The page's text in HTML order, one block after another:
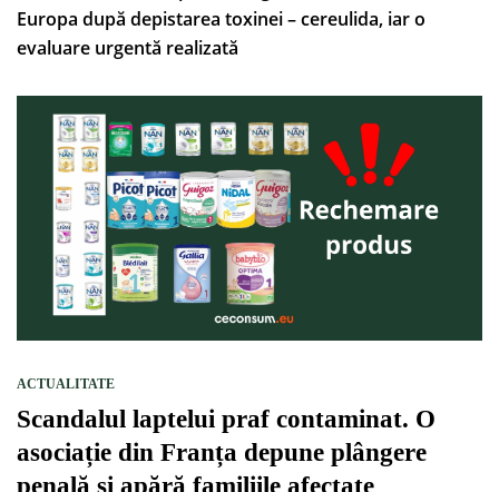
Europa după depistarea toxinei – cereulida, iar o
evaluare urgentă realizată
ACTUALITATE
Scandalul laptelui praf contaminat. O
asociație din Franța depune plângere
penală și apără familiile afectate